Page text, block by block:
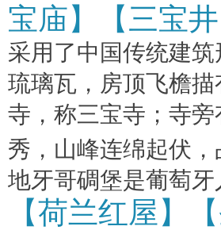
宝庙】【三宝
采用了中国传统建
琉璃瓦，房顶飞檐
寺，称三宝寺；寺
秀，山峰连绵起伏，
地牙哥碉堡是葡萄牙
【荷兰红屋】